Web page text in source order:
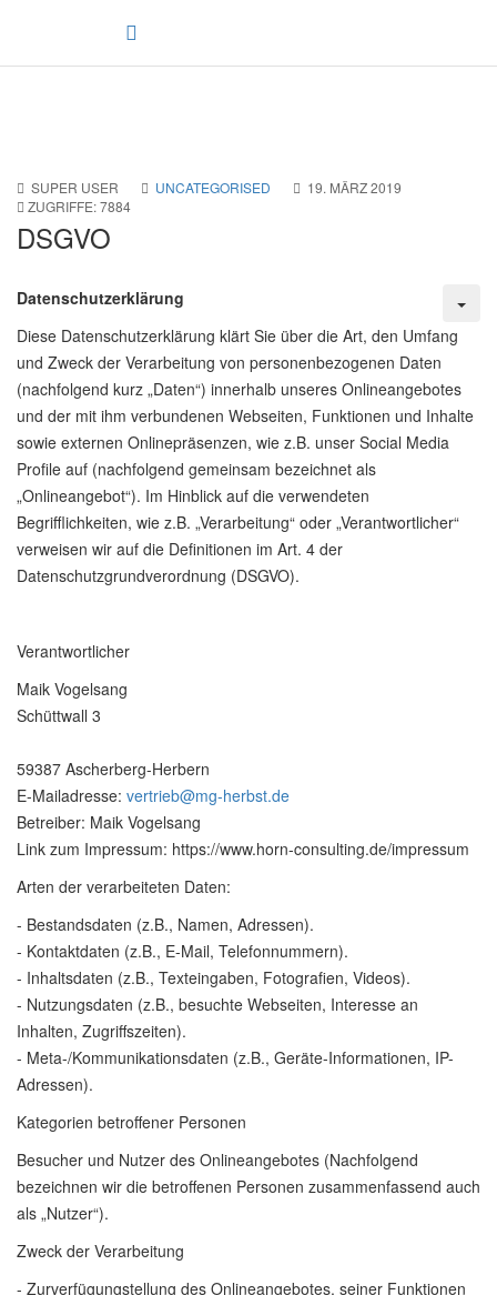
SUPER USER UNCATEGORISED
19. MÄRZ 2019
ZUGRIFFE: 7884
DSGVO
Datenschutzerklärung
Diese Datenschutzerklärung klärt Sie über die Art, den Umfang
und Zweck der Verarbeitung von personenbezogenen Daten
(nachfolgend kurz „Daten“) innerhalb unseres Onlineangebotes
und der mit ihm verbundenen Webseiten, Funktionen und Inhalte
sowie externen Onlinepräsenzen, wie z.B. unser Social Media
Profile auf (nachfolgend gemeinsam bezeichnet als
„Onlineangebot“). Im Hinblick auf die verwendeten
Begrifflichkeiten, wie z.B. „Verarbeitung“ oder „Verantwortlicher“
verweisen wir auf die Definitionen im Art. 4 der
Datenschutzgrundverordnung (DSGVO).
Verantwortlicher
Maik Vogelsang
Schüttwall 3
59387 Ascherberg-Herbern
E-Mailadresse: vertrieb@mg-herbst.de
Betreiber: Maik Vogelsang
Link zum Impressum: https://www.horn-consulting.de/impressum
Arten der verarbeiteten Daten:
- Bestandsdaten (z.B., Namen, Adressen).
- Kontaktdaten (z.B., E-Mail, Telefonnummern).
- Inhaltsdaten (z.B., Texteingaben, Fotografien, Videos).
- Nutzungsdaten (z.B., besuchte Webseiten, Interesse an
Inhalten, Zugriffszeiten).
- Meta-/Kommunikationsdaten (z.B., Geräte-Informationen, IP-
Adressen).
Kategorien betroffener Personen
Besucher und Nutzer des Onlineangebotes (Nachfolgend
bezeichnen wir die betroffenen Personen zusammenfassend auch
als „Nutzer“).
Zweck der Verarbeitung
- Zurverfügungstellung des Onlineangebotes, seiner Funktionen